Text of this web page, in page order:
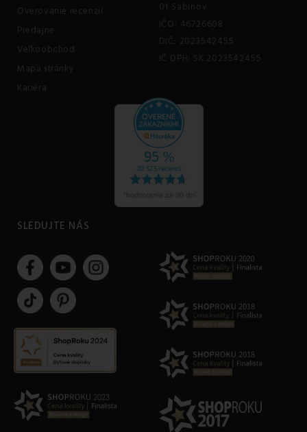
Overovanie recenzií
Predajne
Veľkoobchod
Mapa stránky
Kariéra
01 Sabinov
IČO: 46726608
DIČ: 2023542455
IČ DPH: SK 2023542455
SLEDUJTE NÁS